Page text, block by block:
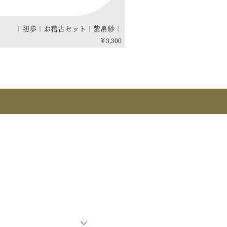
｜初歩｜お稽古セット｜紫帛紗｜
価格
￥3,300